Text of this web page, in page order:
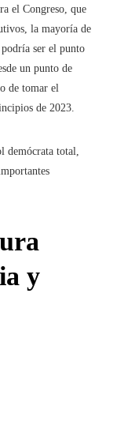
el Congreso, que
la mayoría de
ser el punto
un punto de
de tomar el
de 2023.
demócrata total,
y